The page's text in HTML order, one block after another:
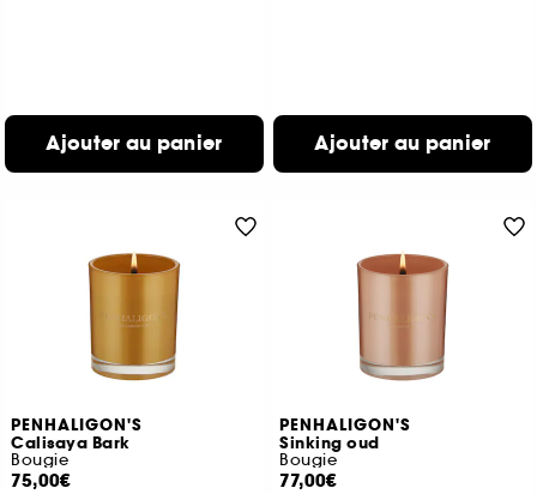
Ajouter au panier Ajouter au panier
PENHALIGON'S
Calisaya Bark
Bougie
75,00€
PENHALIGON'S
Sinking oud
Bougie
77,00€